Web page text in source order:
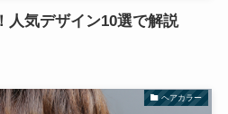
人気デザイン10選で解説
ヘアカラー